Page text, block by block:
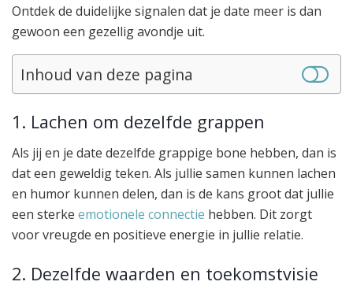
Ontdek de duidelijke signalen dat je date meer is dan
gewoon een gezellig avondje uit.
Inhoud van deze pagina
1. Lachen om dezelfde grappen
Als jij en je date dezelfde grappige bone hebben, dan is
dat een geweldig teken. Als jullie samen kunnen lachen
en humor kunnen delen, dan is de kans groot dat jullie
een sterke emotionele connectie hebben. Dit zorgt
voor vreugde en positieve energie in jullie relatie.
2. Dezelfde waarden en toekomstvisie